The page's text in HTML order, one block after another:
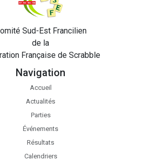
Sud-Est Francilien
de la
Française de Scrabble
Navigation
Accueil
Actualités
Parties
Événements
Résultats
Calendriers